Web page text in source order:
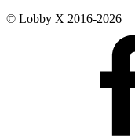
© Lobby X 2016-2026